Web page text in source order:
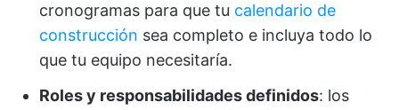
cronogramas para que tu calendario de
construcción sea completo e incluya todo lo
que tu equipo necesitaría.
Roles y responsabilidades definidos: los